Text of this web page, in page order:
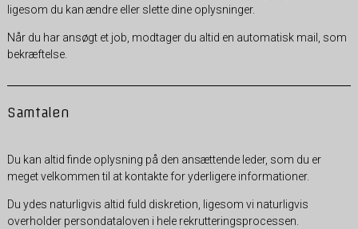
ligesom du kan ændre eller slette dine oplysninger.
Når du har ansøgt et job, modtager du altid en automatisk mail, som
bekræftelse.
Samtalen
Du kan altid finde oplysning på den ansættende leder, som du er
meget velkommen til at kontakte for yderligere informationer.
Du ydes naturligvis altid fuld diskretion, ligesom vi naturligvis
overholder persondataloven i hele rekrutteringsprocessen.